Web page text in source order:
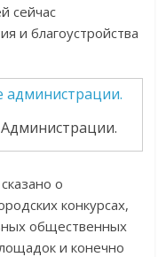
сейчас
и благоустройства
о
конкурсах,
общественных
и конечно